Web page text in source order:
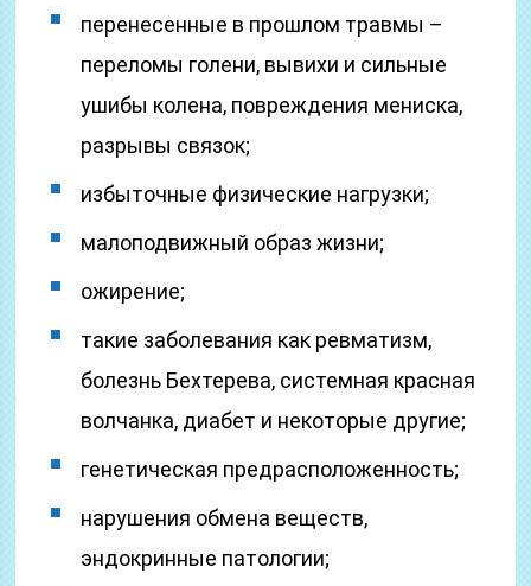
перенесенные в прошлом травмы –
переломы голени, вывихи и сильные
ушибы колена, повреждения мениска,
разрывы связок;
избыточные физические нагрузки;
малоподвижный образ жизни;
ожирение;
такие заболевания как ревматизм,
болезнь Бехтерева, системная красная
волчанка, диабет и некоторые другие;
генетическая предрасположенность;
нарушения обмена веществ,
эндокринные патологии;